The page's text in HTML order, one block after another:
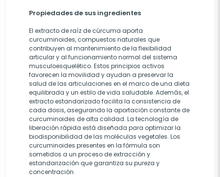
Propiedades de sus ingredientes
El extracto de raíz de cúrcuma aporta
curcuminoides, compuestos naturales que
contribuyen al mantenimiento de la flexibilidad
articular y al funcionamiento normal del sistema
musculoesquelético. Estos principios activos
favorecen la movilidad y ayudan a preservar la
salud de las articulaciones en el marco de una dieta
equilibrada y un estilo de vida saludable. Además, el
extracto estandarizado facilita la consistencia de
cada dosis, asegurando la aportación constante de
curcuminoides de alta calidad. La tecnología de
liberación rápida está diseñada para optimizar la
biodisponibilidad de las moléculas vegetales. Los
curcuminoides presentes en la fórmula son
sometidos a un proceso de extracción y
estandarización que garantiza su pureza y
concentración.